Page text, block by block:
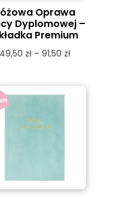
Oprawa
Dyplomowej –
Premium
49,50 zł – 91,50 złZakres
od